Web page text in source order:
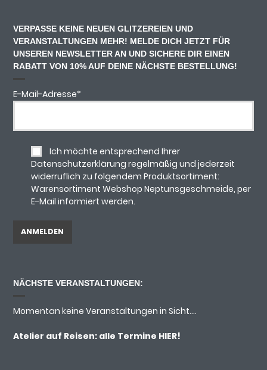
VERPASSE KEINE NEUEN GLITZEREIEN UND
VERANSTALTUNGEN MEHR! MELDE DICH JETZT FÜR
UNSEREN NEWSLETTER AN UND SICHERE DIR EINEN
RABATT VON 10% AUF DEINE NÄCHSTE BESTELLUNG!
E-Mail-Adresse*
Ich möchte entsprechend Ihrer
Datenschutzerklärung regelmäßig und jederzeit
widerruflich zu folgendem Produktsortiment:
Warensortiment Webshop Neptunsgeschmeide, per
E-Mail informiert werden.
NÄCHSTE VERANSTALTUNGEN:
Momentan keine Veranstaltungen in Sicht....
Atelier auf Reisen: alle Termine HIER!